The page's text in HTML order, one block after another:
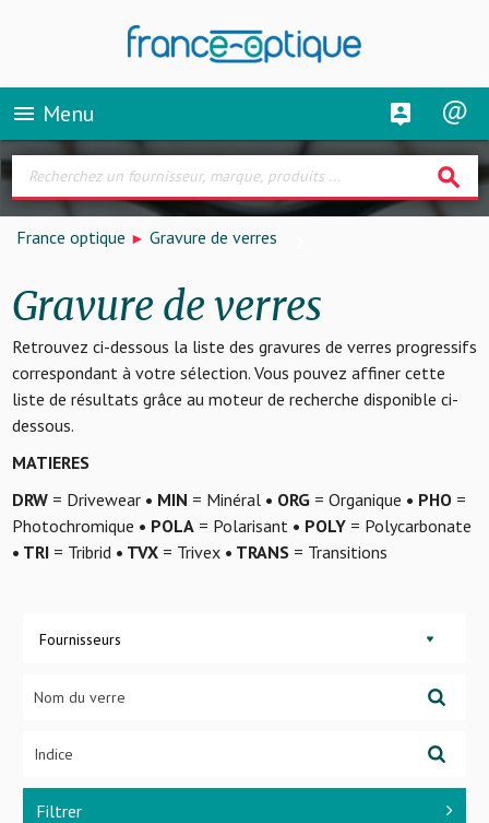
menu Menu
search
France optique Gravure de verres
Gravure de verres
Retrouvez ci-dessous la liste des gravures de verres progressifs
correspondant à votre sélection. Vous pouvez affiner cette
liste de résultats grâce au moteur de recherche disponible ci-
dessous.
MATIERES
DRW= Drivewear • MIN = Minéral • ORG= Organique • PHO=
Photochromique • POLA= Polarisant • POLY= Polycarbonate
• TRI= Tribrid • TVX= Trivex • TRANS= Transitions
Fournisseurs
Filtrer